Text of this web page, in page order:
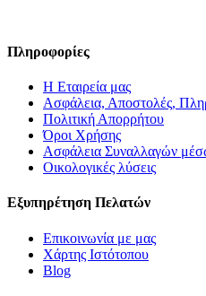
Πληροφορίες
Η Εταιρεία μας
Ασφάλεια, Αποστολές,
Πολιτική Απορρήτου
Όροι Χρήσης
Ασφάλεια Συναλλαγών
Οικολογικές λύσεις
Εξυπηρέτηση Πελατών
Επικοινωνία με μας
Χάρτης Ιστότοπου
Blog